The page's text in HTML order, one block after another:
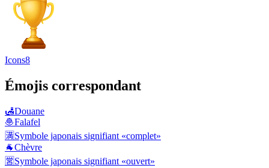
Icons8
Émojis correspondant
🛃Douane
🧆Falafel
🈵Symbole japonais signifiant «complet»
🐐Chèvre
🈺Symbole japonais signifiant «ouvert»